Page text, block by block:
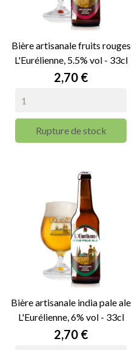
Bière artisanale fruits rouges
L'Eurélienne, 5.5% vol - 33cl
Prix
2,70 €
Rupture de stock
Bière artisanale india pale ale
L'Eurélienne, 6% vol - 33cl
Prix
2,70 €